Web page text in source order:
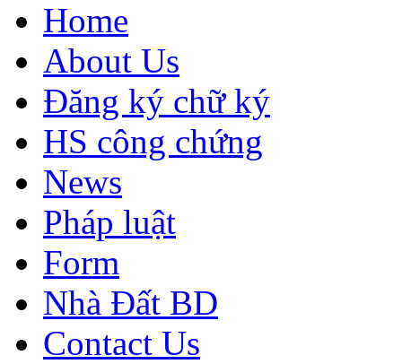
Home
About Us
Đăng ký chữ ký
HS công chứng
News
Pháp luật
Form
Nhà Đất BD
Contact Us